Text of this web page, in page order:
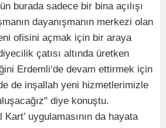
burada sadece bir bina açılışı
dayanışmanın merkezi olan
ofisini açmak için bir araya
çatısı altında üretken
Erdemli‘de devam ettirmek için
de inşallah yeni hizmetlerimizle
diye konuştu.
uygulamasının da hayata